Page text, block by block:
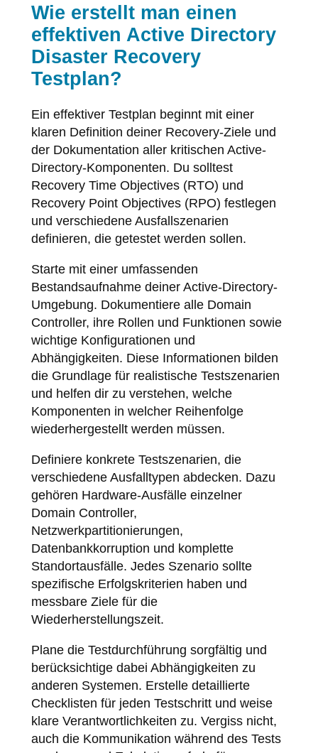
Wie erstellt man einen
effektiven Active Directory
Disaster Recovery
Testplan?
Ein effektiver Testplan beginnt mit einer
klaren Definition deiner Recovery-Ziele und
der Dokumentation aller kritischen Active-
Directory-Komponenten. Du solltest
Recovery Time Objectives (RTO) und
Recovery Point Objectives (RPO) festlegen
und verschiedene Ausfallszenarien
definieren, die getestet werden sollen.
Starte mit einer umfassenden
Bestandsaufnahme deiner Active-Directory-
Umgebung. Dokumentiere alle Domain
Controller, ihre Rollen und Funktionen sowie
wichtige Konfigurationen und
Abhängigkeiten. Diese Informationen bilden
die Grundlage für realistische Testszenarien
und helfen dir zu verstehen, welche
Komponenten in welcher Reihenfolge
wiederhergestellt werden müssen.
Definiere konkrete Testszenarien, die
verschiedene Ausfalltypen abdecken. Dazu
gehören Hardware-Ausfälle einzelner
Domain Controller,
Netzwerkpartitionierungen,
Datenbankkorruption und komplette
Standortausfälle. Jedes Szenario sollte
spezifische Erfolgskriterien haben und
messbare Ziele für die
Wiederherstellungszeit.
Plane die Testdurchführung sorgfältig und
berücksichtige dabei Abhängigkeiten zu
anderen Systemen. Erstelle detaillierte
Checklisten für jeden Testschritt und weise
klare Verantwortlichkeiten zu. Vergiss nicht,
auch die Kommunikation während des Tests